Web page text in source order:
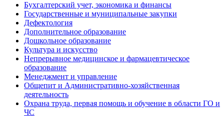
Бухгалтерский учет, экономика и финансы
Государственные и муниципальные закупки
Дефектология
Дополнительное образование
Дошкольное образование
Культура и искусство
Непрерывное медицинское и фармацевтическое
образование
Менеджмент и управление
Общепит и Административно-хозяйственная
деятельность
Охрана труда, первая помощь и обучение в области ГО и
ЧС